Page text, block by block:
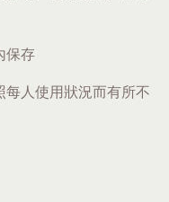
保存
人使用狀況而有所不